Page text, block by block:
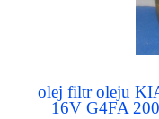
olej filtr oleju
16V G4FA